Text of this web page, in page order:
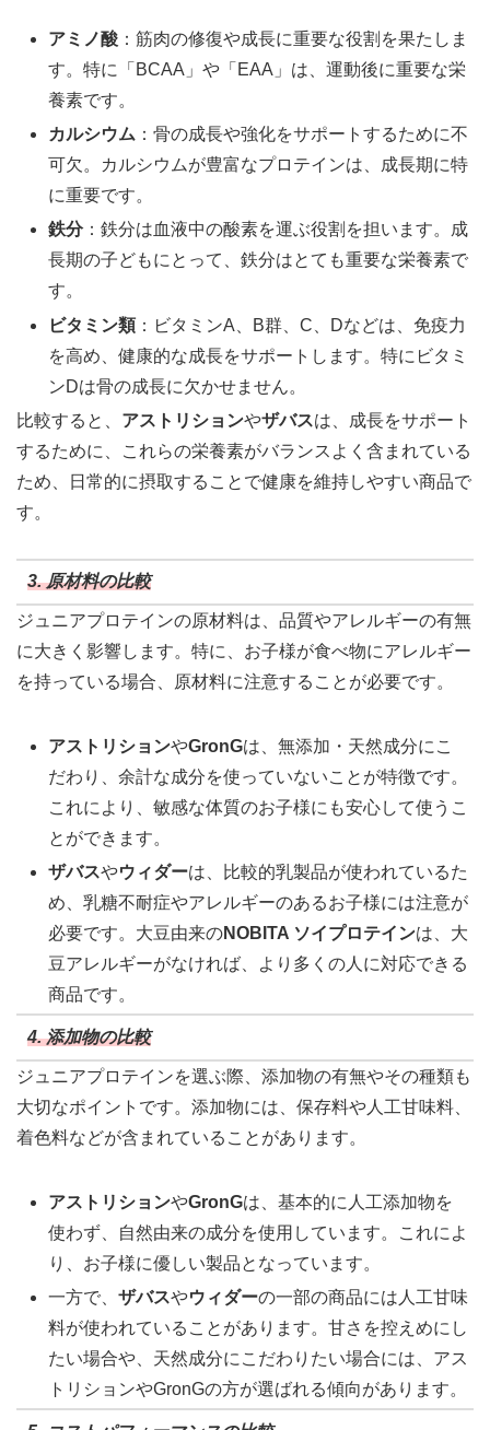
アミノ酸 ：筋肉の修復や成長に重要な役割を果たしま
す。特に「BCAA」や「EAA」は、運動後に重要な栄
養素です。
カルシウム ：骨の成長や強化をサポートするために不
可欠。カルシウムが豊富なプロテインは、成長期に特
に重要です。
鉄分：鉄分は血液中の酸素を運ぶ役割を担います。成
長期の子どもにとって、鉄分はとても重要な栄養素で
す。
ビタミン類：ビタミンA、B群、C、Dなどは、免疫力
を高め、健康的な成長をサポートします。特にビタミ
ンDは骨の成長に欠かせません。
比較すると、 アストリションやザバスは、成長をサポート
するために、これらの栄養素がバランスよく含まれている
ため、日常的に摂取することで健康を維持しやすい商品で
す。
3. 原材料の比較
ジュニアプロテインの原材料は、品質やアレルギーの有無
に大きく影響します。特に、お子様が食べ物にアレルギー
を持っている場合、原材料に注意することが必要です。
アストリションやGronGは、無添加・天然成分にこ
だわり、余計な成分を使っていないことが特徴です。
これにより、敏感な体質のお子様にも安心して使うこ
とができます。
ザバスやウィダーは、比較的乳製品が使われているた
め、乳糖不耐症やアレルギーのあるお子様には注意が
必要です。大豆由来のNOBITA ソイプロテインは、大
豆アレルギーがなければ、より多くの人に対応できる
商品です。
4. 添加物の比較
ジュニアプロテインを選ぶ際、添加物の有無やその種類も
大切なポイントです。添加物には、保存料や人工甘味料、
着色料などが含まれていることがあります。
アストリションやGronGは、基本的に人工添加物を
使わず、自然由来の成分を使用しています。これによ
り、お子様に優しい製品となっています。
一方で、ザバスやウィダーの一部の商品には人工甘味
料が使われていることがあります。甘さを控えめにし
たい場合や、天然成分にこだわりたい場合には、アス
トリションやGronGの方が選ばれる傾向があります。